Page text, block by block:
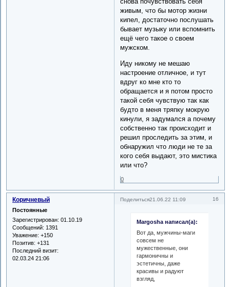
живым, что бы мотор жизни
кипел, достаточно послушать
бывает музыку или вспомнить
ещё чего такое о своем
мужском.
Иду никому не мешаю
настроение отличное, и тут
вдруг ко мне кто то
обращается и я потом просто
такой себя чувствую так как
будто в меня тряпку мокрую
кинули, я задумался а почему
собственно так происходит и
решил проследить за этим, и
обнаружил что люди не те за
кого себя выдают, это мистика
или что?
0
Поделиться 16
21.06.22 11:09
Коричневый
Постоянные
Зарегистрирован: 01.10.19
Сообщений: 1391
Уважение: +150
Позитив: +131
Последний визит:
02.03.24 21:06
Margosha написал(а):
Вот да, мужчины-маги
совсем не
мужественные, они
гармоничны и
эстетичны, даже
красивы и радуют
взгляд,